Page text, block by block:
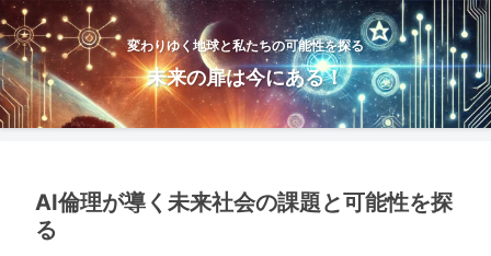
変わりゆく地球と私たちの可能性を探る
未来の扉は今にある！
AI倫理が導く未来社会の課題と可能性を探
る